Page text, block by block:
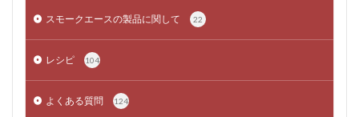
スモークエースの製品に関して 22
レシピ 104
よくある質問 124